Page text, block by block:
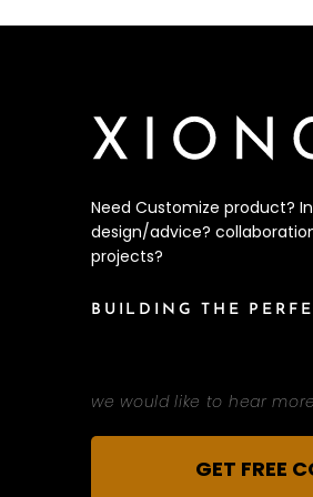
Need Customize product?
design/advice?
projects?
BUILDING THE
we would like to hear more
GET FREE